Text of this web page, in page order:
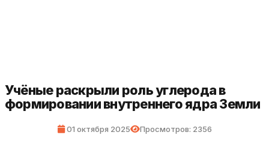
Учёные раскрыли роль углерода в
формировании внутреннего ядра Земли
01 октября 2025 Просмотров: 2356